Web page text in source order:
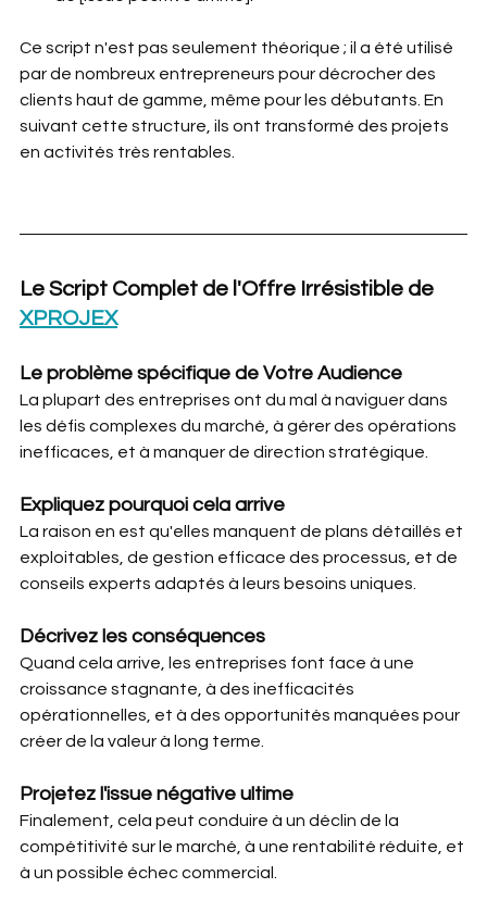
Ce script n'est pas seulement théorique ; il a été utilisé
par de nombreux entrepreneurs pour décrocher des
clients haut de gamme, même pour les débutants. En
suivant cette structure, ils ont transformé des projets
en activités très rentables.
Le Script Complet de l'Offre Irrésistible de
XPROJEX
Le problème spécifique de Votre Audience
La plupart des entreprises ont du mal à naviguer dans
les défis complexes du marché, à gérer des opérations
inefficaces, et à manquer de direction stratégique.
Expliquez pourquoi cela arrive
La raison en est qu'elles manquent de plans détaillés et
exploitables, de gestion efficace des processus, et de
conseils experts adaptés à leurs besoins uniques.
Décrivez les conséquences
Quand cela arrive, les entreprises font face à une
croissance stagnante, à des inefficacités
opérationnelles, et à des opportunités manquées pour
créer de la valeur à long terme.
Projetez l'issue négative ultime
Finalement, cela peut conduire à un déclin de la
compétitivité sur le marché, à une rentabilité réduite, et
à un possible échec commercial.